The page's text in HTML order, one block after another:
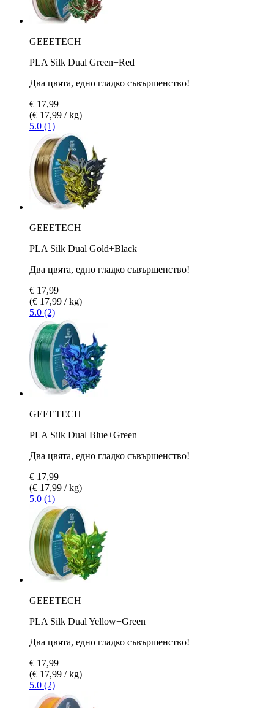
GEEETECH
PLA Silk Dual Green+Red
Два цвята, едно гладко съвършенство!
€ 17,99
(€ 17,99 / kg)
5.0 (1)
GEEETECH
PLA Silk Dual Gold+Black
Два цвята, едно гладко съвършенство!
€ 17,99
(€ 17,99 / kg)
5.0 (2)
GEEETECH
PLA Silk Dual Blue+Green
Два цвята, едно гладко съвършенство!
€ 17,99
(€ 17,99 / kg)
5.0 (1)
GEEETECH
PLA Silk Dual Yellow+Green
Два цвята, едно гладко съвършенство!
€ 17,99
(€ 17,99 / kg)
5.0 (2)